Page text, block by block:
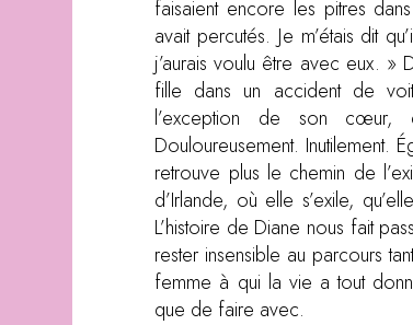
faisaient encore les pitres
avait percutés. Je m’étais dit
j’aurais voulu être avec eux. »
fille dans un accident de
l’exception de son cœur,
Douloureusement. Inutilement.
retrouve plus le chemin de
d’Irlande, où elle s’exile,
L’histoire de Diane nous fait
rester insensible au parcours
femme à qui la vie a tout
que de faire avec.